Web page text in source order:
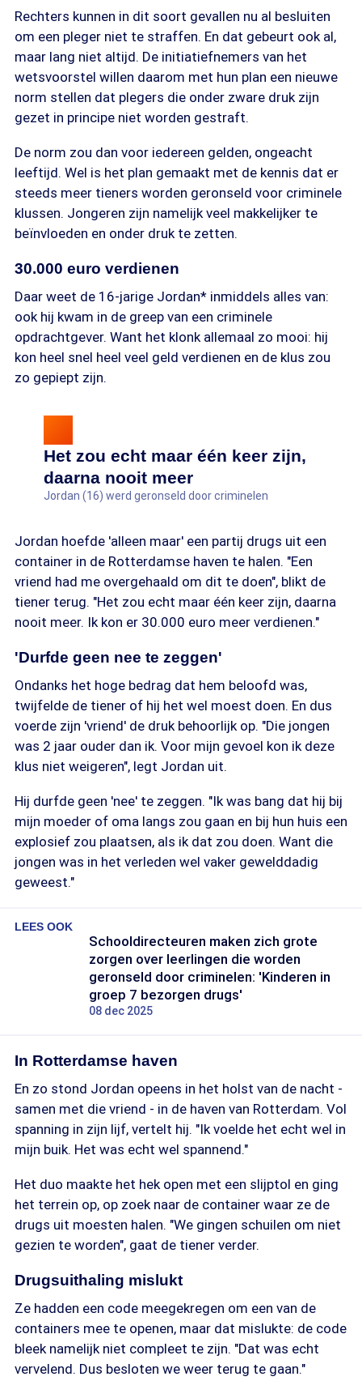
Rechters kunnen in dit soort gevallen nu al besluiten
om een pleger niet te straffen. En dat gebeurt ook al,
maar lang niet altijd. De initiatiefnemers van het
wetsvoorstel willen daarom met hun plan een nieuwe
norm stellen dat plegers die onder zware druk zijn
gezet in principe niet worden gestraft.
De norm zou dan voor iedereen gelden, ongeacht
leeftijd. Wel is het plan gemaakt met de kennis dat er
steeds meer tieners worden geronseld voor criminele
klussen. Jongeren zijn namelijk veel makkelijker te
beïnvloeden en onder druk te zetten.
30.000 euro verdienen
Daar weet de 16-jarige Jordan* inmiddels alles van:
ook hij kwam in de greep van een criminele
opdrachtgever. Want het klonk allemaal zo mooi: hij
kon heel snel heel veel geld verdienen en de klus zou
zo gepiept zijn.
Het zou echt maar één keer zijn,
daarna nooit meer
Jordan (16) werd geronseld door criminelen
Jordan hoefde 'alleen maar' een partij drugs uit een
container in de Rotterdamse haven te halen. "Een
vriend had me overgehaald om dit te doen", blikt de
tiener terug. "Het zou echt maar één keer zijn, daarna
nooit meer. Ik kon er 30.000 euro meer verdienen."
'Durfde geen nee te zeggen'
Ondanks het hoge bedrag dat hem beloofd was,
twijfelde de tiener of hij het wel moest doen. En dus
voerde zijn 'vriend' de druk behoorlijk op. "Die jongen
was 2 jaar ouder dan ik. Voor mijn gevoel kon ik deze
klus niet weigeren", legt Jordan uit.
Hij durfde geen 'nee' te zeggen. "Ik was bang dat hij bij
mijn moeder of oma langs zou gaan en bij hun huis een
explosief zou plaatsen, als ik dat zou doen. Want die
jongen was in het verleden wel vaker gewelddadig
geweest."
LEES OOK
Schooldirecteuren maken zich grote
zorgen over leerlingen die worden
geronseld door criminelen: 'Kinderen in
groep 7 bezorgen drugs'
08 dec 2025
In Rotterdamse haven
En zo stond Jordan opeens in het holst van de nacht -
samen met die vriend - in de haven van Rotterdam. Vol
spanning in zijn lijf, vertelt hij. "Ik voelde het echt wel in
mijn buik. Het was echt wel spannend."
Het duo maakte het hek open met een slijptol en ging
het terrein op, op zoek naar de container waar ze de
drugs uit moesten halen. "We gingen schuilen om niet
gezien te worden", gaat de tiener verder.
Drugsuithaling mislukt
Ze hadden een code meegekregen om een van de
containers mee te openen, maar dat mislukte: de code
bleek namelijk niet compleet te zijn. "Dat was echt
vervelend. Dus besloten we weer terug te gaan."